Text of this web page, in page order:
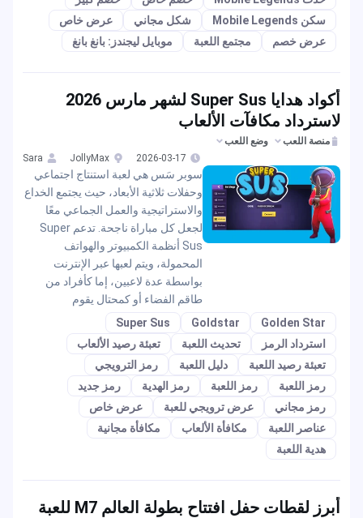
سكن Mobile Legends
شكل مجاني
عرض خاص
عرض خصم
مجتمع اللعبة موبايل ليجندز: بانغ بانغ
أكواد هدايا Super Sus لشهر مارس 2026
لاسترداد مكافآت الألعاب
منصة اللعب
وضع اللعب
2026-03-17
JollyMax
Sara
سوبر سَس هي لعبة استنتاج اجتماعي
وحفلات ثلاثية الأبعاد، حيث يجتمع الخداع
والاستراتيجية والعمل الجماعي معًا
لجعل كل مباراة ناجحة. تدعم Super
Sus أنظمة الكمبيوتر والهواتف
المحمولة، ويتم لعبها عبر الإنترنت
بواسطة عدة لاعبين، إما كأفراد من
طاقم الفضاء أو كمحتال يقوم
Golden Star
Goldstar
Super Sus
استرداد الرمز
تحديث اللعبة
تعبئة رصيد الألعاب
تعبئة رصيد اللعبة
دليل اللعبة
رمز الترويجي
رمز اللعبة
رمز اللعبة رمز الهدية
رمز جديد
رمز مجاني
عرض ترويجي للعبة
عرض خاص
عناصر اللعبة
مكافأة الألعاب
مكافأة مجانية
هدية اللعبة
أبرز لقطات حفل افتتاح بطولة العالم M7 للعبة